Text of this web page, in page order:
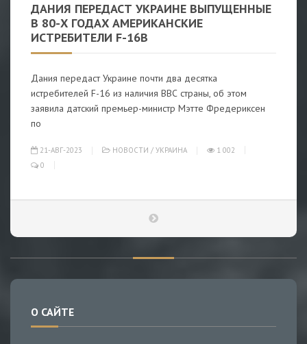
ДАНИЯ ПЕРЕДАСТ УКРАИНЕ ВЫПУЩЕННЫЕ
В 80-Х ГОДАХ АМЕРИКАНСКИЕ
ИСТРЕБИТЕЛИ F-16B
Дания передаст Украине почти два десятка
истребителей F-16 из наличия ВВС страны, об этом
заявила датский премьер-министр Мэтте Фредериксен
по
21-АВГ-2023 НОВОСТИ / УКРАИНА
1 002
0
О САЙТЕ